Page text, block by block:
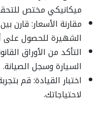
ميكانيكي مختص
مقارنة الأسعار: قارن
الشهيرة للحصول
التأكد من الأوراق
السيارة وسجل الصيانة.
اختبار القيادة: قم
لاحتياجاتك.